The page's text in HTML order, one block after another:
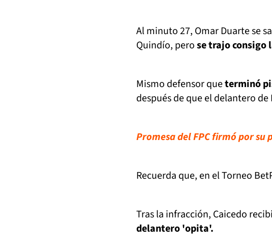
Al minuto 27, Omar Duarte se
Quindío, perose trajo consigo
Mismo defensor queterminó
después de que el delantero
Promesa del FPC firmó por
Recuerda que, en el Torneo
Tras la infracción, Caicedo
delantero 'opita'.